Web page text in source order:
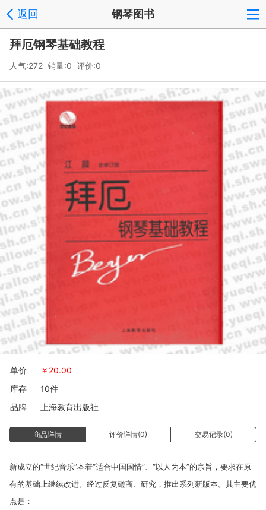
返回 钢琴图书
拜厄钢琴基础教程
人气:272 销量:0 评价:0
单价 ￥ 20.00
库存
10件
品牌
上海教育出版社
商品详情 评价详情(0) 交易记录(0)
新成立的“世纪音乐”本着“适合中国国情”、“以人为本”的宗旨，要求在原
有的基础上继续改进。经过反复磋商、研究，推出系列新版本。其主要优
点是：